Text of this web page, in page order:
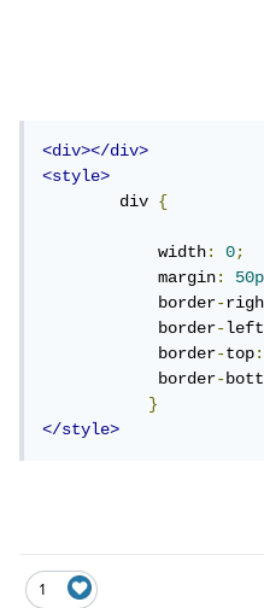
<div></div>
<style>
        div
{
            width
: 0;
            margin
:
            border
-
            border
-
            border
-top:
            border
-
}
</style>
1